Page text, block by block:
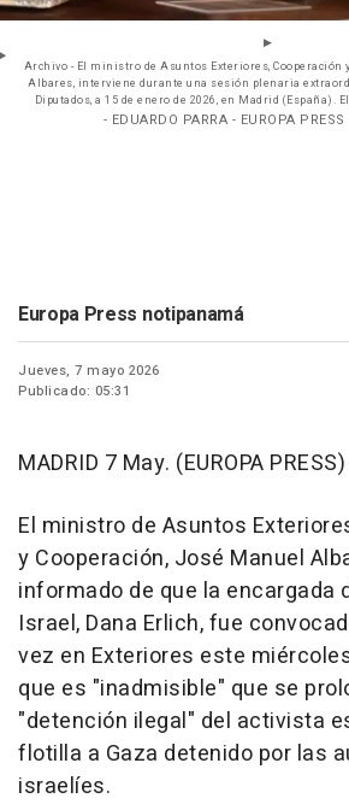
Archivo - El ministro de Asuntos Exteriores, Cooperación
Albares, interviene durante una sesión plenaria
Diputados, a 15 de enero de 2026, en Madrid (España).
- EDUARDO PARRA - EUROPA PRESS
Europa Press notipanamá
Jueves, 7 mayo 2026
Publicado: 05:31
MADRID 7 May. (EUROPA
El ministro de Asuntos
y Cooperación, José Manuel
informado de que la encargada
Israel, Dana Erlich, fue
vez en Exteriores este
que es "inadmisible" que se
"detención ilegal" del activista
flotilla a Gaza detenido por las
israelíes.